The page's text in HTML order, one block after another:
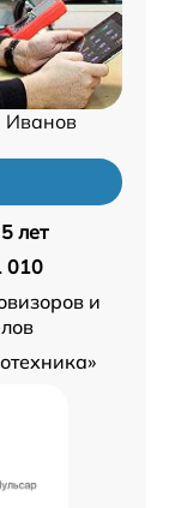
Иванов
5 лет
010
и